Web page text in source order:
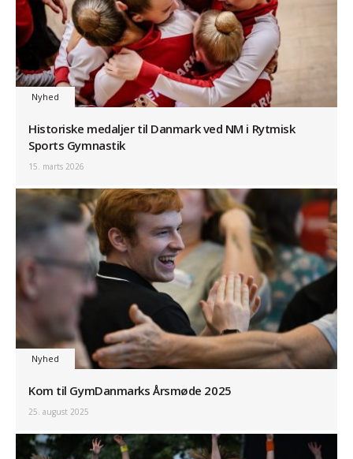
Nyhed
Historiske medaljer til Danmark ved NM i Rytmisk
Sports Gymnastik
15. marts 2026
Nyhed
Kom til GymDanmarks Årsmøde 2025
25. august 2025